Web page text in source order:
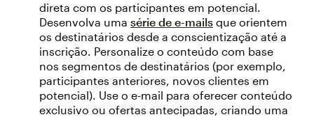
direta com os participantes em potencial.
Desenvolva uma série de e-mails que orientem
os destinatários desde a conscientização até a
inscrição. Personalize o conteúdo com base
nos segmentos de destinatários (por exemplo,
participantes anteriores, novos clientes em
potencial). Use o e-mail para oferecer conteúdo
exclusivo ou ofertas antecipadas, criando uma